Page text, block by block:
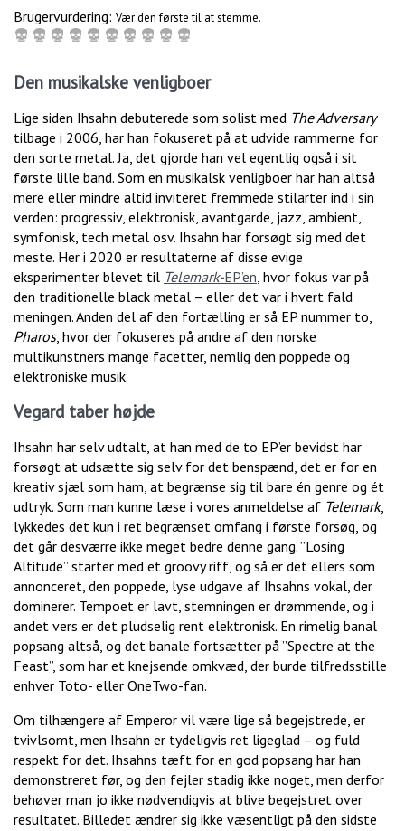
Brugervurdering: Vær den første til at stemme.
Den musikalske venligboer
Lige siden Ihsahn debuterede som solist med The Adversary
tilbage i 2006, har han fokuseret på at udvide rammerne for
den sorte metal. Ja, det gjorde han vel egentlig også i sit
første lille band. Som en musikalsk venligboer har han altså
mere eller mindre altid inviteret fremmede stilarter ind i sin
verden: progressiv, elektronisk, avantgarde, jazz, ambient,
symfonisk, tech metal osv. Ihsahn har forsøgt sig med det
meste. Her i 2020 er resultaterne af disse evige
eksperimenter blevet til Telemark-EP’en, hvor fokus var på
den traditionelle black metal – eller det var i hvert fald
meningen. Anden del af den fortælling er så EP nummer to,
Pharos, hvor der fokuseres på andre af den norske
multikunstners mange facetter, nemlig den poppede og
elektroniske musik.
Vegard taber højde
Ihsahn har selv udtalt, at han med de to EP’er bevidst har
forsøgt at udsætte sig selv for det benspænd, det er for en
kreativ sjæl som ham, at begrænse sig til bare én genre og ét
udtryk. Som man kunne læse i vores anmeldelse af Telemark,
lykkedes det kun i ret begrænset omfang i første forsøg, og
det går desværre ikke meget bedre denne gang. ”Losing
Altitude” starter med et groovy riff, og så er det ellers som
annonceret, den poppede, lyse udgave af Ihsahns vokal, der
dominerer. Tempoet er lavt, stemningen er drømmende, og i
andet vers er det pludselig rent elektronisk. En rimelig banal
popsang altså, og det banale fortsætter på ”Spectre at the
Feast”, som har et knejsende omkvæd, der burde tilfredsstille
enhver Toto- eller OneTwo-fan.
Om tilhængere af Emperor vil være lige så begejstrede, er
tvivlsomt, men Ihsahn er tydeligvis ret ligeglad – og fuld
respekt for det. Ihsahns tæft for en god popsang har han
demonstreret før, og den fejler stadig ikke noget, men derfor
behøver man jo ikke nødvendigvis at blive begejstret over
resultatet. Billedet ændrer sig ikke væsentligt på den sidste